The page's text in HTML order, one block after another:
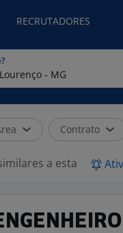
RECRUTADORES
Contrato
a esta